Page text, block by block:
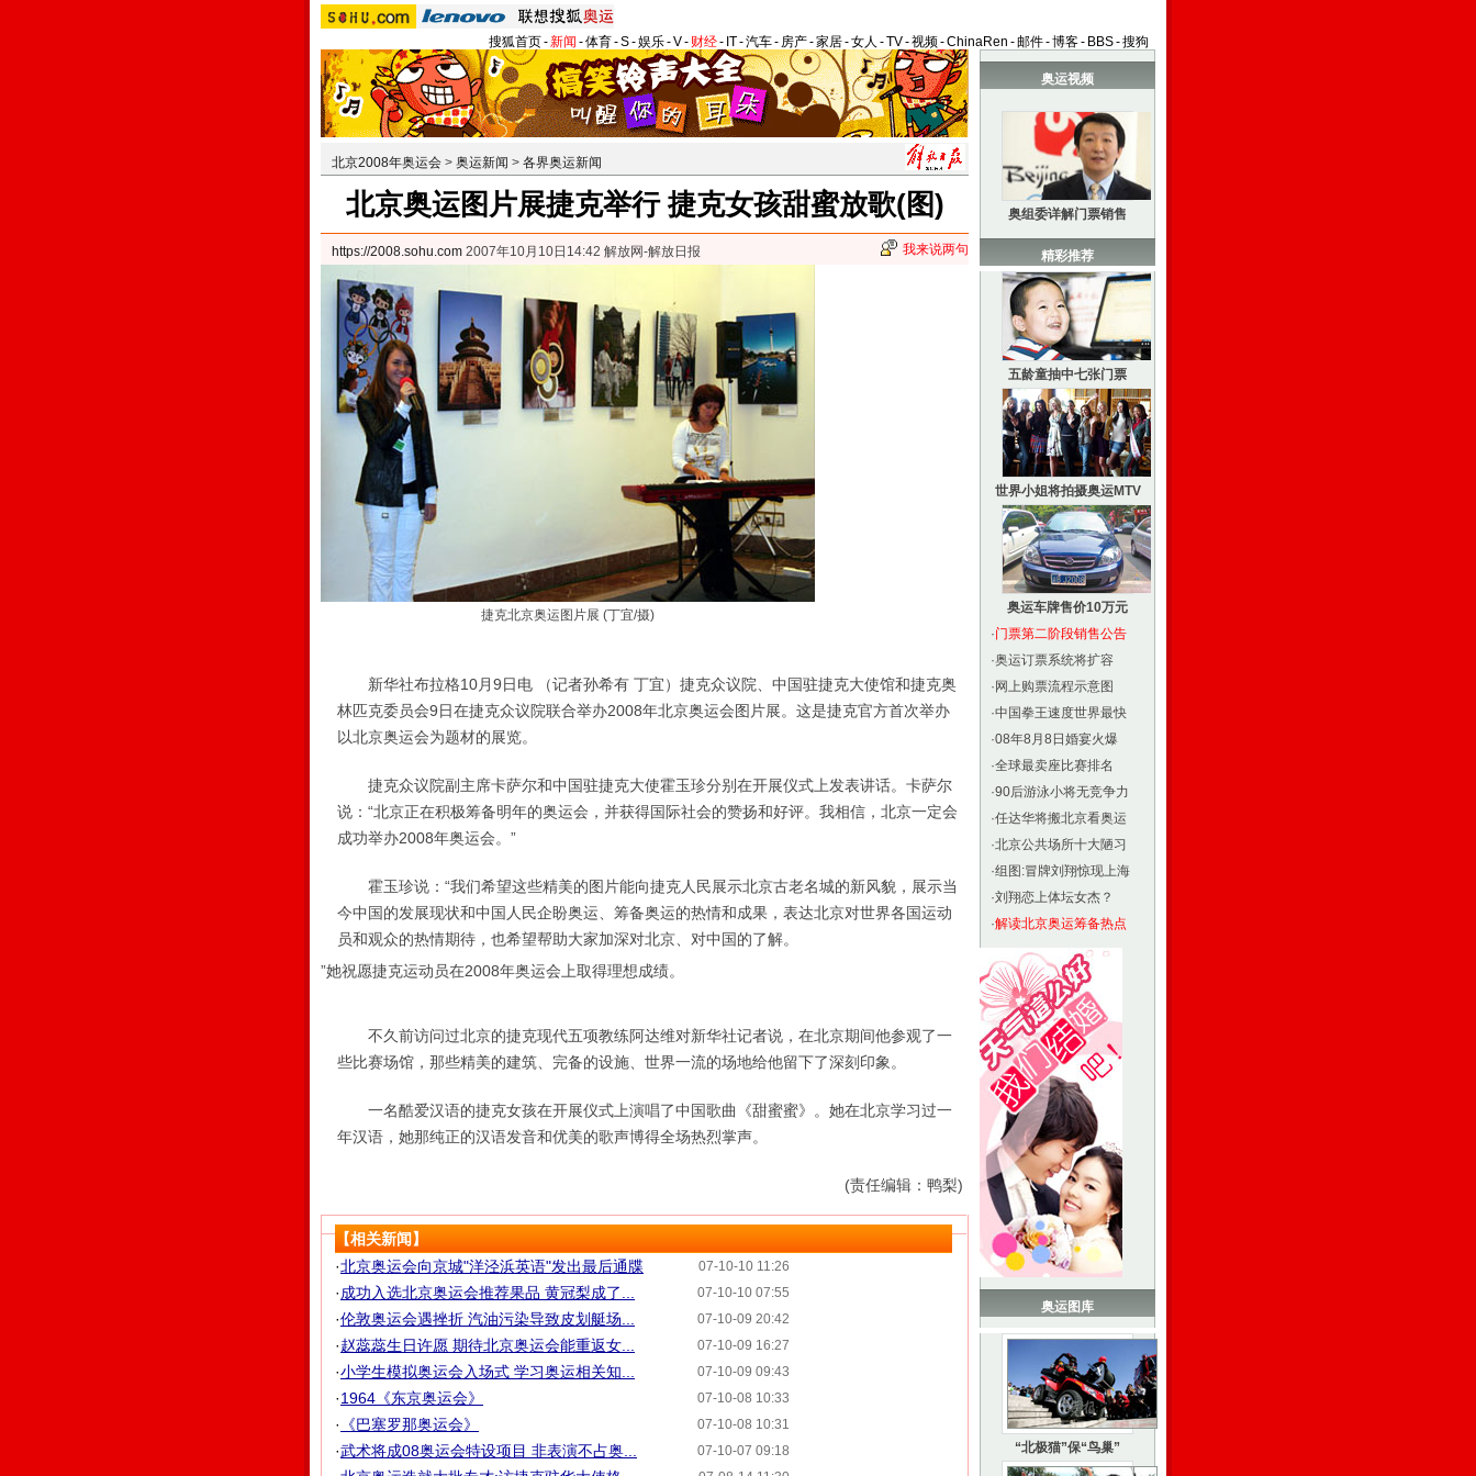
搜狐首页-新闻 -体育-S-娱乐-V- 财经- IT-汽车- 房产-家居-女人 -TV-视频-ChinaRen -邮件-博客- BBS-搜狗
北京2008年奥运会 > 奥运新闻 > 各界奥运新闻
北京奥运图片展捷克举行 捷克女孩甜蜜放歌(图)
https://2008.sohu.com 2007年10月10日14:42 解放网-解放日报 我来说两句
捷克北京奥运图片展 (丁宜/摄)
新华社布拉格10月9日电 （记者孙希有 丁宜）捷克众议院、中国驻捷克大使馆和捷克奥
林匹克委员会9日在捷克众议院联合举办2008年北京奥运会图片展。这是捷克官方首次举办
以北京奥运会为题材的展览。
捷克众议院副主席卡萨尔和中国驻捷克大使霍玉珍分别在开展仪式上发表讲话。卡萨尔
说：“北京正在积极筹备明年的奥运会，并获得国际社会的赞扬和好评。我相信，北京一定会
成功举办2008年奥运会。”
霍玉珍说：“我们希望这些精美的图片能向捷克人民展示北京古老名城的新风貌，展示当
今中国的发展现状和中国人民企盼奥运、筹备奥运的热情和成果，表达北京对世界各国运动
员和观众的热情期待，也希望帮助大家加深对北京、对中国的了解。
”她祝愿捷克运动员在2008年奥运会上取得理想成绩。
不久前访问过北京的捷克现代五项教练阿达维对新华社记者说，在北京期间他参观了一
些比赛场馆，那些精美的建筑、完备的设施、世界一流的场地给他留下了深刻印象。
一名酷爱汉语的捷克女孩在开展仪式上演唱了中国歌曲《甜蜜蜜》。她在北京学习过一
年汉语，她那纯正的汉语发音和优美的歌声博得全场热烈掌声。
(责任编辑：鸭梨)
【相关新闻】
07-10-10 11:26
·北京奥运会向京城"洋泾浜英语"发出最后通牒
07-10-10 07:55
·成功入选北京奥运会推荐果品 黄冠梨成了...
07-10-09 20:42
·伦敦奥运会遇挫折 汽油污染导致皮划艇场...
07-10-09 16:27
·赵蕊蕊生日许愿 期待北京奥运会能重返女...
07-10-09 09:43
·小学生模拟奥运会入场式 学习奥运相关知...
07-10-08 10:33
·1964《东京奥运会》
07-10-08 10:31
· 《巴塞罗那奥运会》
07-10-07 09:18
·武术将成08奥运会特设项目 非表演不占奥...
奥运视频
奥组委详解门票销售
精彩推荐
五龄童抽中七张门票
世界小姐将拍摄奥运MTV
奥运车牌售价10万元
·门票第二阶段销售公告
·奥运订票系统将扩容
· 网上购票流程示意图
·中国拳王速度世界最快
·08年8月8日婚宴火爆
·全球最卖座比赛排名
·90后游泳小将无竞争力
·任达华将搬北京看奥运
·北京公共场所十大陋习
·组图:冒牌刘翔惊现上海
·刘翔恋上体坛女杰？
·解读北京奥运筹备热点
奥运图库
“北极猫”保“鸟巢”